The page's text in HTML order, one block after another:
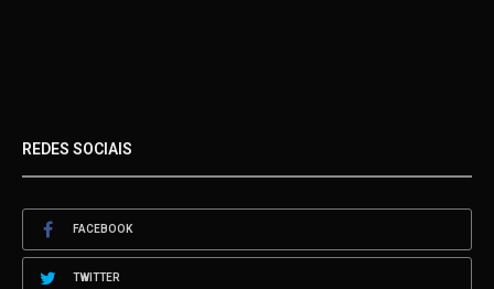
REDES SOCIAIS
FACEBOOK
TWITTER